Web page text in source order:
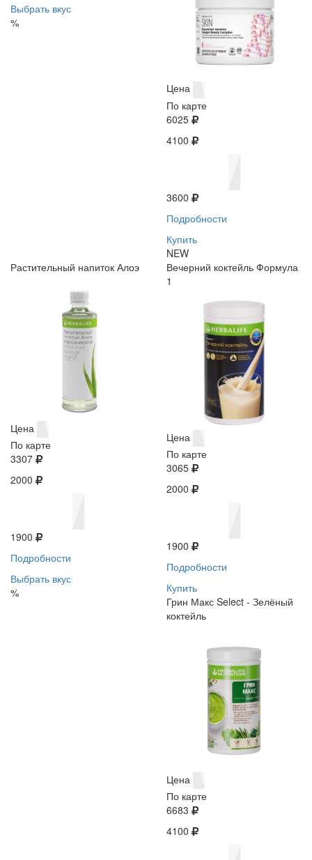
Выбрать вкус
%
Цена
По карте
6025
4100
3600
Подробности
Купить
NEW
Растительный напиток Алоэ
Цена
По карте
3307
2000
1900
Подробности
Выбрать вкус
%
Вечерний коктейль Формула
1
Цена
По карте
3065
2000
1900
Подробности
Купить
Грин Макс Select - Зелёный
коктейль
Цена
По карте
6683
4100